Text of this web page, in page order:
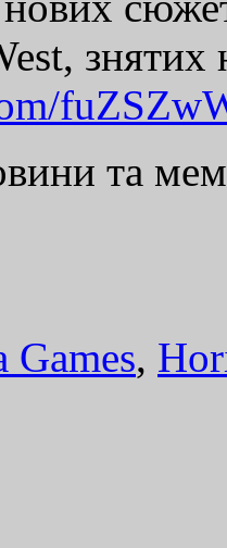
знятих
та
Games,